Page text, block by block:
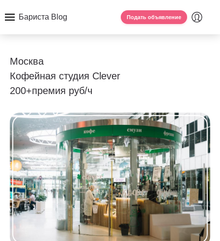
Бариста Blog Подать объявление
Москва
Кофейная студия Clever
200+премия руб/ч